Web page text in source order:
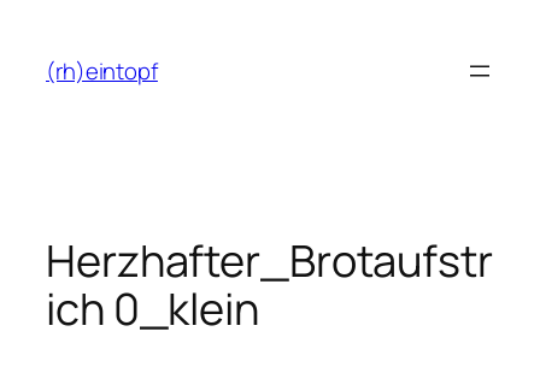
Inhalt
springen
(rh)eintopf
Herzhafter_Brotaufstr
ich 0_klein